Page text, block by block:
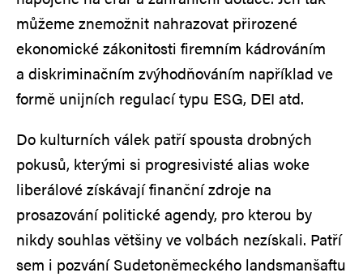
můžeme znemožnit nahrazovat přirozené
ekonomické zákonitosti firemním kádrováním
a diskriminačním zvýhodňováním například ve
formě unijních regulací typu ESG, DEI atd.
Do kulturních válek patří spousta drobných
pokusů, kterými si progresivisté alias woke
liberálové získávají finanční zdroje na
prosazování politické agendy, pro kterou by
nikdy souhlas většiny ve volbách nezískali. Patří
sem i pozvání Sudetoněmeckého landsmanšaftu